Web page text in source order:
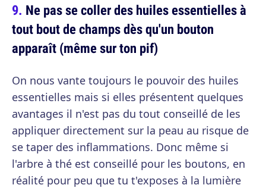
Ne pas se coller des huiles essentielles à
tout bout de champs dès qu'un bouton
apparaît (même sur ton pif)
On nous vante toujours le pouvoir des huiles
essentielles mais si elles présentent quelques
avantages il n'est pas du tout conseillé de les
appliquer directement sur la peau au risque de
se taper des inflammations. Donc même si
l'arbre à thé est conseillé pour les boutons, en
réalité pour peu que tu t'exposes à la lumière